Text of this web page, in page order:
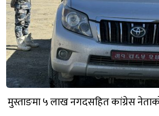
मुस्ताङमा ५ लाख नगदसहित कांग्रेस